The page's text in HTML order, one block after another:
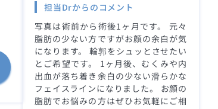
担当Drからのコメント
写真は術前から術後1ヶ月です。 元々
脂肪の少ない方ですがお顔の余白が気
になります。 輪郭をシュッとさせたい
とご希望です。 1ヶ月後、むくみや内
出血が落ち着き余白の少ない滑らかな
フェイスラインになりました。 お顔の
脂肪でお悩みの方はぜひお気軽にご相